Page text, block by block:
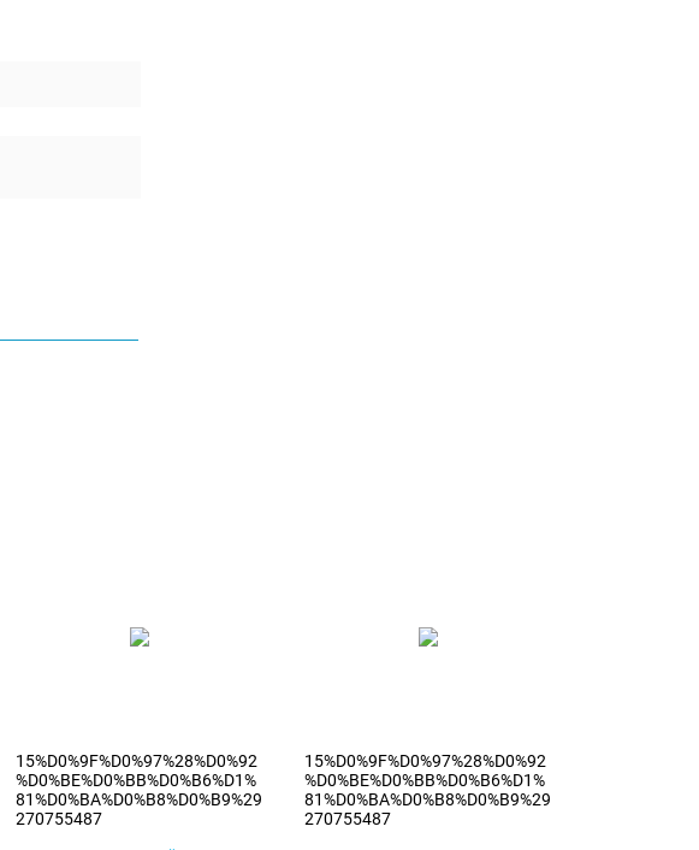
15%D0%9F%D0%97%28%D0%92
%D0%BE%D0%BB%D0%B6%D1%
81%D0%BA%D0%B8%D0%B9%29
270755487
15%D0%9F%D0%97%28%D0%92
%D0%BE%D0%BB%D0%B6%D1%
81%D0%BA%D0%B8%D0%B9%29
270755487